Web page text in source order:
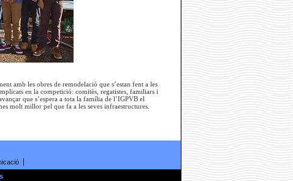
amb les obres de remodelació que s’estan fent a les
en la competició: comitès, regatistes, familiars i
que s’espera a tota la família de l’IGPVB el
molt millor pel que fa a les seves infraestructures.